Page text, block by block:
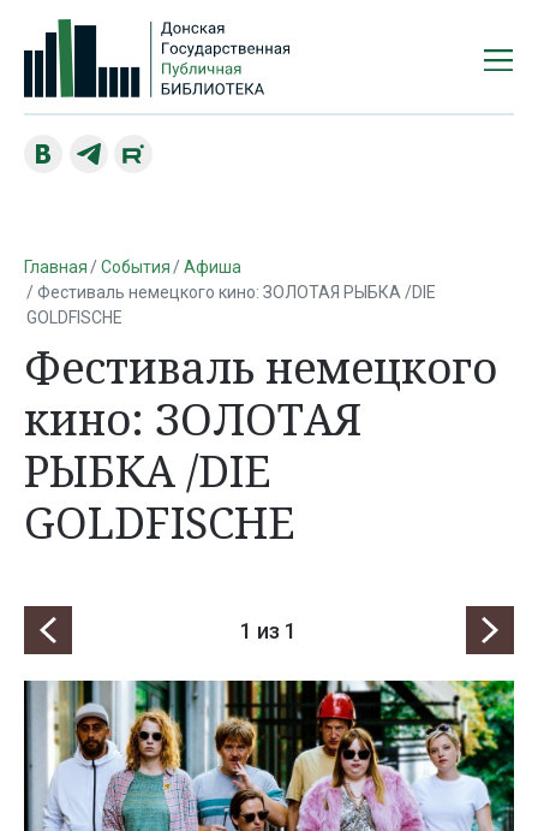
Главная События
Афиша
Фестиваль немецкого кино: ЗОЛОТАЯ РЫБКА /DIE
GOLDFISCHE
Фестиваль немецкого
кино: ЗОЛОТАЯ
РЫБКА /DIE
GOLDFISCHE
1 из 1